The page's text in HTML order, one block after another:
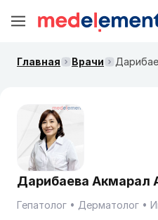
Главная Врачи
Дарибаева Акмарал
Гепатолог Дерматолог